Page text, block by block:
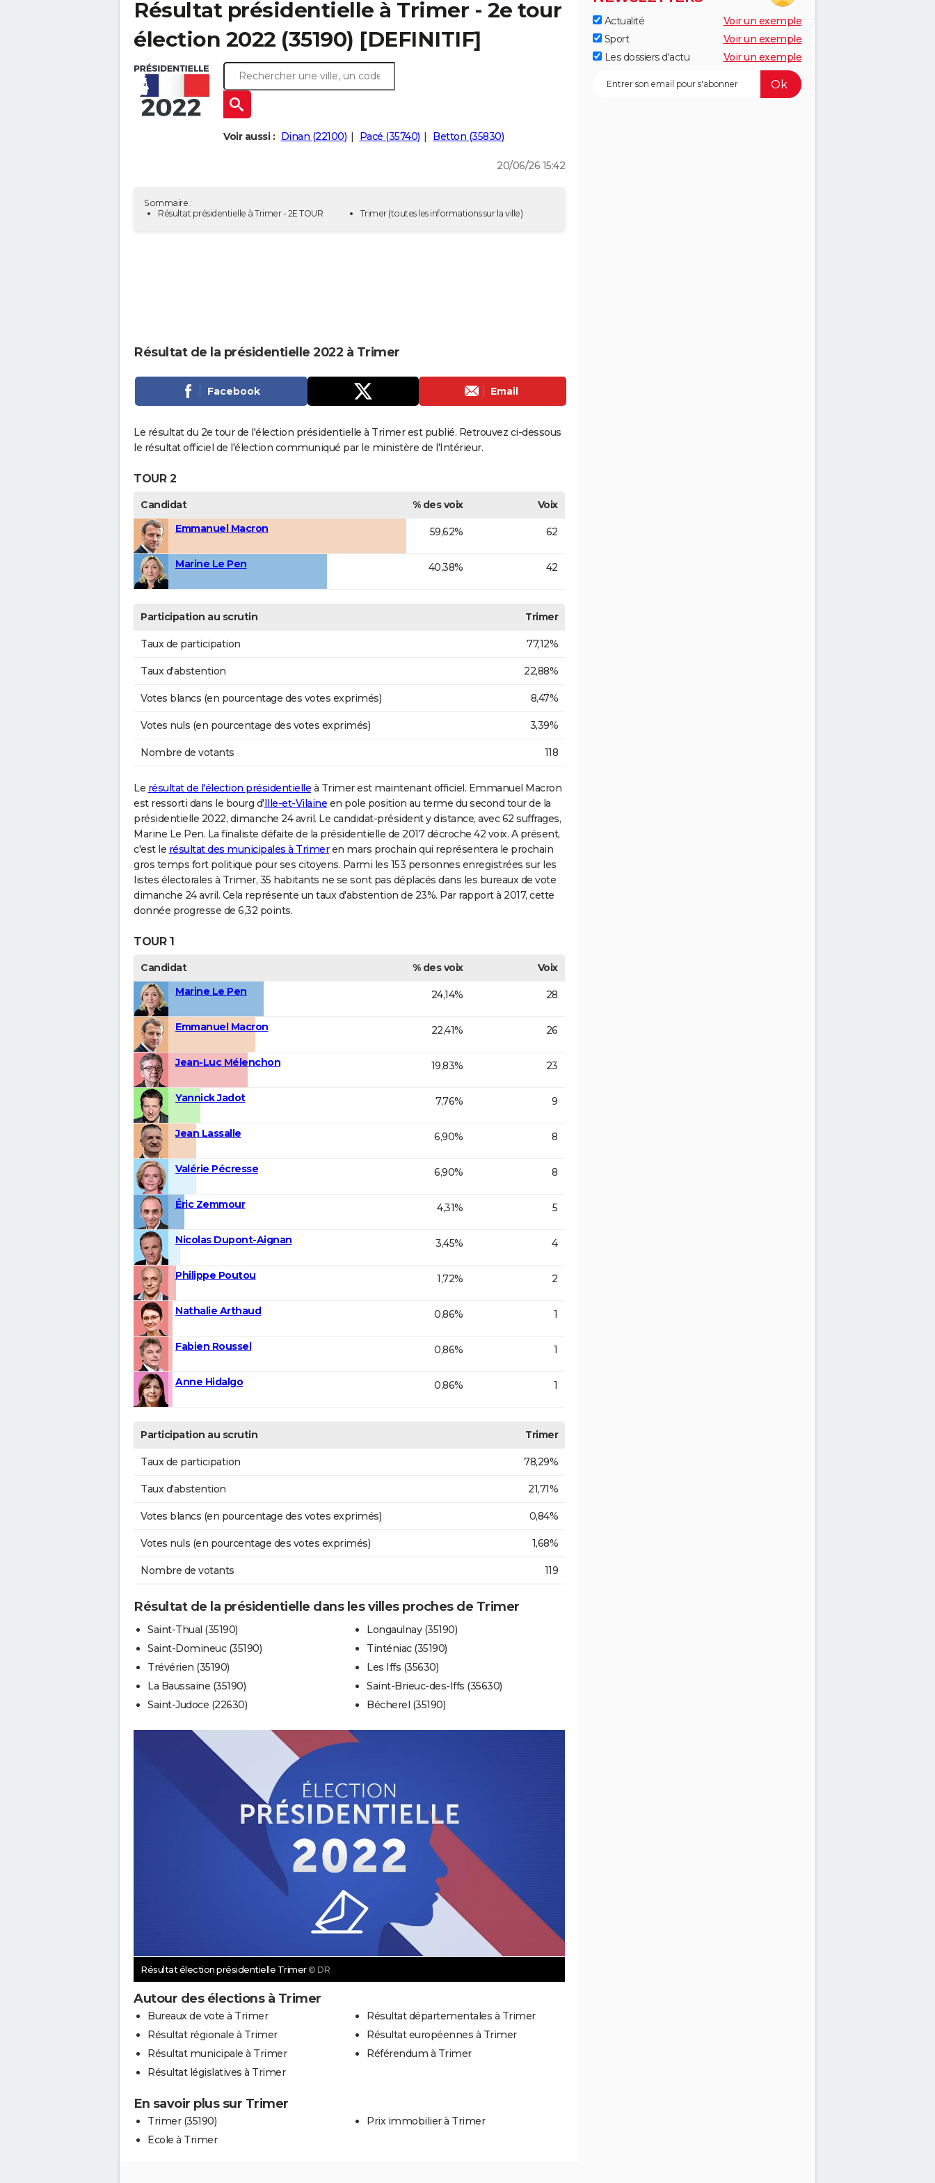
Résultat présidentielle à Trimer - 2e tour
élection 2022 (35190) [DEFINITIF]
Voir aussi : Dinan (22100) Pacé (35740) Betton (35830)
20/06/26 15:42
Sommaire :
Résultat présidentielle à Trimer - 2E TOUR
Trimer(toutes les informations sur la ville)
Résultat de la présidentielle 2022 à Trimer
Facebook Email
Le résultat du 2e tour de l'élection présidentielle à Trimer est publié. Retrouvez ci-dessous
le résultat officiel de l'élection communiqué par le ministère de l'Intérieur.
TOUR 2
Candidat % des voix
Voix
Emmanuel Macron
59,62% 62
Marine Le Pen 40,38% 42
Participation au scrutin Trimer
Taux de participation 77,12%
Taux d'abstention 22,88%
Votes blancs (en pourcentage des votes exprimés) 8,47%
Votes nuls (en pourcentage des votes exprimés) 3,39%
Nombre de votants 118
Le résultat de l'élection présidentielle à Trimer est maintenant officiel. Emmanuel Macron
est ressorti dans le bourg d' Ille-et-Vilaine en pole position au terme du second tour de la
présidentielle 2022, dimanche 24 avril. Le candidat-président y distance, avec 62 suffrages,
Marine Le Pen. La finaliste défaite de la présidentielle de 2017 décroche 42 voix. A présent,
c'est le résultat des municipales à Trimeren mars prochain qui représentera le prochain
gros temps fort politique pour ses citoyens. Parmi les 153 personnes enregistrées sur les
listes électorales à Trimer, 35 habitants ne se sont pas déplacés dans les bureaux de vote
dimanche 24 avril. Cela représente un taux d'abstention de 23%. Par rapport à 2017, cette
donnée progresse de 6,32 points.
TOUR 1
Candidat % des voix
Voix
Marine Le Pen
24,14% 28
Emmanuel Macron 22,41% 26
Jean-Luc Mélenchon 19,83% 23
Yannick Jadot 7,76% 9
Jean Lassalle 6,90% 8
Valérie Pécresse 6,90% 8
Éric Zemmour 4,31% 5
Nicolas Dupont-Aignan 3,45% 4
Philippe Poutou 1,72% 2
Nathalie Arthaud 0,86% 1
Fabien Roussel 0,86% 1
Anne Hidalgo 0,86% 1
Participation au scrutin Trimer
Taux de participation 78,29%
Taux d'abstention 21,71%
Votes blancs (en pourcentage des votes exprimés) 0,84%
Votes nuls (en pourcentage des votes exprimés) 1,68%
Nombre de votants 119
Résultat de la présidentielle dans les villes proches de Trimer
Saint-Thual (35190)
Saint-Domineuc (35190)
Trévérien (35190)
La Baussaine (35190)
Saint-Judoce (22630)
Longaulnay (35190)
Tinténiac (35190)
Les Iffs (35630)
Saint-Brieuc-des-Iffs (35630)
Bécherel (35190)
Résultat élection présidentielle Trimer © DR
Autour des élections à Trimer
Bureaux de vote à Trimer
Résultat régionale à Trimer
Résultat municipale à Trimer
Résultat législatives à Trimer
Résultat départementales à Trimer
Résultat européennes à Trimer
Référendum à Trimer
En savoir plus sur Trimer
Trimer (35190)
Ecole à Trimer
Prix immobilier à Trimer
Actualité
Voir un exemple
Sport
Voir un exemple
Les dossiers d'actu
Voir un exemple